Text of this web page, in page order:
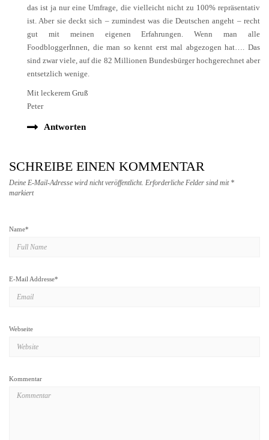
das ist ja nur eine Umfrage, die vielleicht nicht zu 100% repräsentativ
ist. Aber sie deckt sich – zumindest was die Deutschen angeht – recht
gut mit meinen eigenen Erfahrungen. Wenn man alle
FoodbloggerInnen, die man so kennt erst mal abgezogen hat…. Das
sind zwar viele, auf die 82 Millionen Bundesbürger hochgerechnet aber
entsetzlich wenige.
Mit leckerem Gruß
Peter
Antworten
SCHREIBE EINEN KOMMENTAR
Deine E-Mail-Adresse wird nicht veröffentlicht. Erforderliche Felder sind mit *
markiert
Name*
E-Mail Addresse*
Webseite
Kommentar